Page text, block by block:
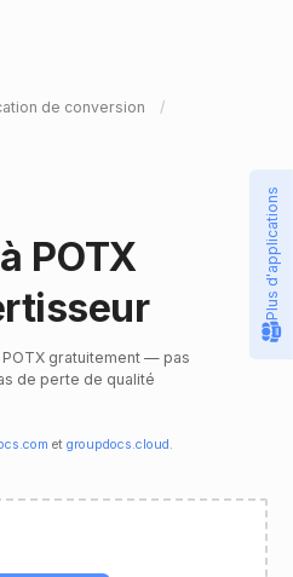
de conversion
POTX
gratuitement — pas
de perte de qualité
et groupdocs.cloud .
Plus d'applications